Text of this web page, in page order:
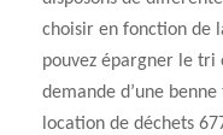
choisir en fonction de
pouvez épargner le tri
demande d’une
location de déchets